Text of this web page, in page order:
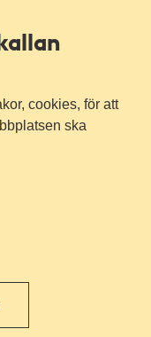
cookies, för att
ska